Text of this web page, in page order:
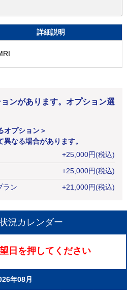
詳細説明
ンがあります。オプション選
オプション＞
なる場合があります。
+25,000円(税込)
+25,000円(税込)
ラン +21,000円(税込)
況カレンダー
日を押してください
年08月